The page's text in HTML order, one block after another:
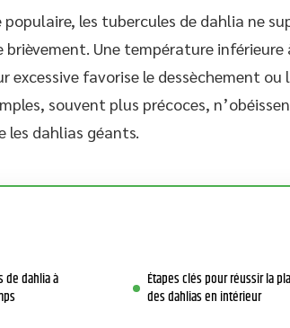
les tubercules de dahlia ne
Une température inférieure
excessive favorise le dessèchement ou
souvent plus précoces,
les dahlias géants.
de dahlia à
Étapes clés pour réussir la
des dahlias en intérieur